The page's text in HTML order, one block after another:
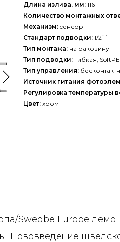
Длина излива, мм:116
Количество монтажных
Механизм:сенсор
Стандарт подводки:1/2``
Тип монтажа:на раковину
Тип подводки:гибкая,
Тип управления:
Источник питания
Регулировка температуры
Цвет:хром
Swedbe Europe
Нововведение